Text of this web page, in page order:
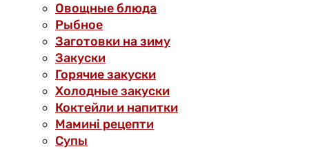
Овощные блюда
Рыбное
Заготовки на зиму
Закуски
Горячие закуски
Холодные закуски
Коктейли и напитки
Мамині рецепти
Супы